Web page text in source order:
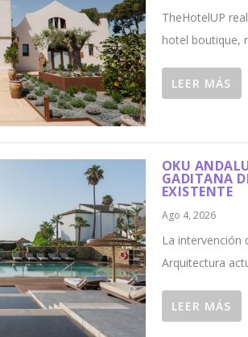
TheHotelUP
hotel boutique,
LEER MÁS
OKU
GADITANA
EXISTENTE
Ago 4, 2026
La intervención
Arquitectura
LEER MÁS